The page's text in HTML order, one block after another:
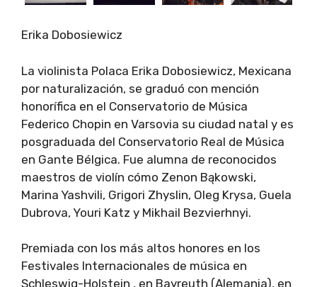
Erika Dobosiewicz
La violinista Polaca Erika Dobosiewicz, Mexicana
por naturalización, se graduó con mención
honorífica en el Conservatorio de Música
Federico Chopin en Varsovia su ciudad natal y es
posgraduada del Conservatorio Real de Música
en Gante Bélgica. Fue alumna de reconocidos
maestros de violín cómo Zenon Bąkowski,
Marina Yashvili, Grigori Zhyslin, Oleg Krysa, Guela
Dubrova, Youri Katz y Mikhail Bezvierhnyi.
Premiada con los más altos honores en los
Festivales Internacionales de música en
Schleswig-Holstein , en Bayreuth (Alemania), en